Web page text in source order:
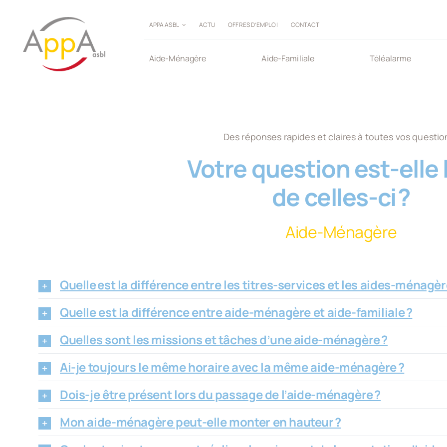
contenu
APPA ASBL ACTU OFFRES D’EMPLOI CONTACT
Aide-Ménagère Aide-Familiale Téléalarme
Des réponses rapides et claires à toutes vos
Votre question est-elle
de celles-ci ?
Aide-Ménagère
Quelle est la différence entre les titres-services et les aides-
Quelle est la différence entre aide-ménagère et aide-familiale ?
Quelles sont les missions et tâches d’une aide-ménagère ?
Ai-je toujours le même horaire avec la même aide-ménagère ?
Dois-je être présent lors du passage de l’aide-ménagère ?
Mon aide-ménagère peut-elle monter en hauteur ?